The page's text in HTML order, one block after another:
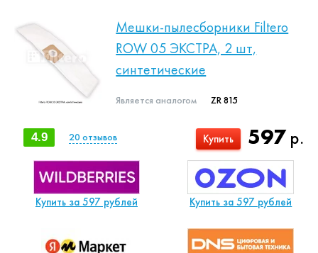
Мешки-пылесборники Filtero
ROW 05 ЭКСТРА, 2 шт,
синтетические
Является аналогом ZR 815
597р.
Купить
4.9 20 отзывов
Купить за 597 рублей Купить за 597 рублей